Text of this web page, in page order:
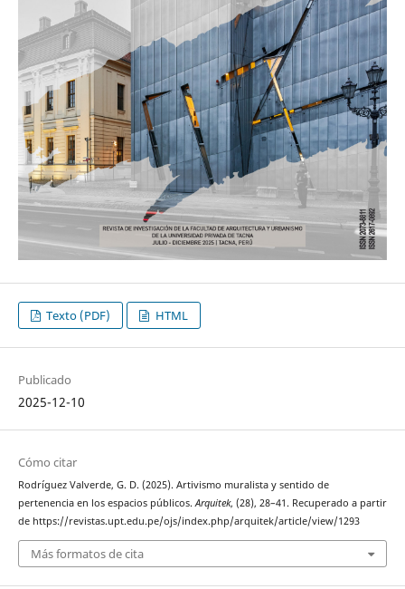
Texto (PDF) HTML
Publicado
2025-12-10
Cómo citar
Rodríguez Valverde, G. D. (2025). Artivismo muralista y sentido de
pertenencia en los espacios públicos.Arquitek, (28), 28–41. Recuperado a partir
de https://revistas.upt.edu.pe/ojs/index.php/arquitek/article/view/1293
Más formatos de cita